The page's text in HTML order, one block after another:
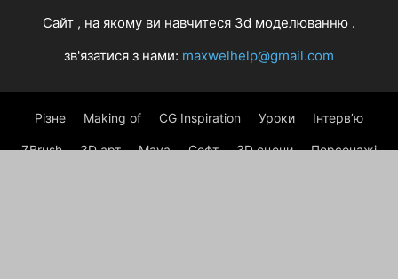
Cайт , на якому ви навчитеся 3d моделюванню .
зв'язатися з нами: maxwelhelp@gmail.com
Різне Making of CG Inspiration Уроки Інтерв’ю
ZBrush 3D арт Maya Софт 3D сцени Персонажі